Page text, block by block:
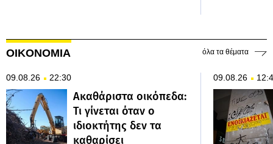
ΟΙΚΟΝΟΜΙΑ όλα τα θέματα
09.08.26 22:30
Ακαθάριστα οικόπεδα:
Τι γίνεται όταν ο
ιδιοκτήτης δεν τα
καθαρίσει
09.08.26